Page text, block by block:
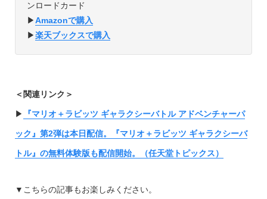
ンロードカード
▶︎Amazonで購入
▶︎楽天ブックスで購入
＜関連リンク＞
▶︎ 『マリオ＋ラビッツ ギャラクシーバトル アドベンチャーパ
ック』第2弾は本日配信。『マリオ＋ラビッツ ギャラクシーバ
トル』の無料体験版も配信開始。（任天堂トピックス）
▼こちらの記事もお楽しみください。